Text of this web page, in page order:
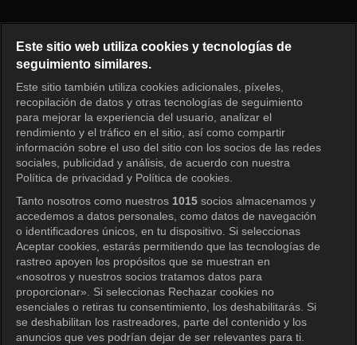
Iniciar sesión
Este sitio web utiliza cookies y tecnologías de
seguimiento similares.
Este sitio también utiliza cookies adicionales, píxeles,
recopilación de datos y otras tecnologías de seguimiento
para mejorar la experiencia del usuario, analizar el
rendimiento y el tráfico en el sitio, así como compartir
información sobre el uso del sitio con los socios de las redes
sociales, publicidad y análisis, de acuerdo con nuestra
Política de privacidad y Política de cookies.
Tanto nosotros como nuestros 1015 socios almacenamos y
accedemos a datos personales, como datos de navegación
o identificadores únicos, en tu dispositivo. Si seleccionas
Aceptar cookies, estarás permitiendo que las tecnologías de
rastreo apoyen los propósitos que se muestran en
«nosotros y nuestros socios tratamos datos para
proporcionar». Si seleccionas Rechazar cookies no
esenciales o retiras tu consentimiento, los deshabilitarás. Si
se deshabilitan los rastreadores, parte del contenido y los
anuncios que ves podrían dejar de ser relevantes para ti.